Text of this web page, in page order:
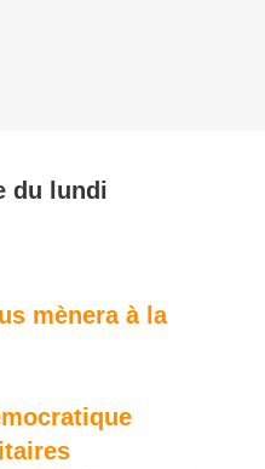
du lundi
mènera à la